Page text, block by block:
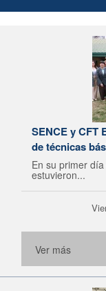
SENCE y CFT
de técnicas
En su primer
estuvieron...
Ver más